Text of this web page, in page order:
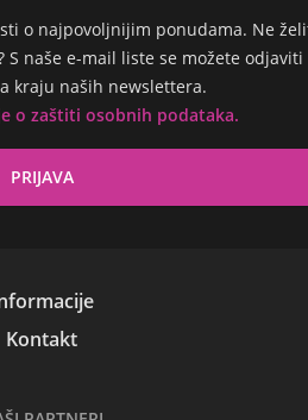
o najpovoljnijim ponudama. Ne
naše e-mail liste se možete odjaviti
kraju naših newslettera.
o zaštiti osobnih podataka.
Kontakt